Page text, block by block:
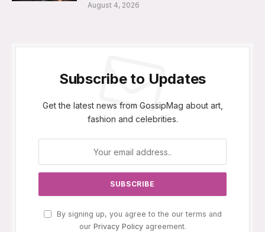
August 4, 2026
Subscribe to Updates
Get the latest news from GossipMag about art,
fashion and celebrities.
By signing up, you agree to the our terms and
our Privacy Policyagreement.